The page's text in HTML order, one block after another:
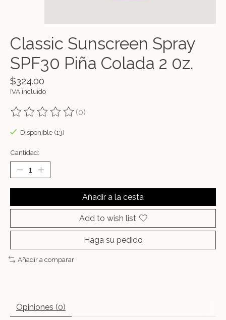
Classic Sunscreen Spray
SPF30 Piña Colada 2 0z.
$324.00
IVA incluido
The rating of this product is
(0)
Disponible (13)
Cantidad:
Añadir a la cesta
Add to wish list
Haga su pedido
Añadir a comparar
Opiniones (0)